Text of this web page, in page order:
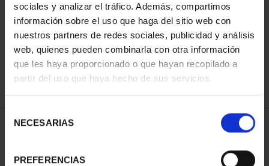
sociales y analizar el tráfico. Además, compartimos
información sobre el uso que haga del sitio web con
nuestros partners de redes sociales, publicidad y análisis
web, quienes pueden combinarla con otra información
que les haya proporcionado o que hayan recopilado a
partir del uso que haya hecho de sus servicios.
NECESARIAS
PREFERENCIAS
ORDENAR POR:
REFINAR
1 Productos encontrados